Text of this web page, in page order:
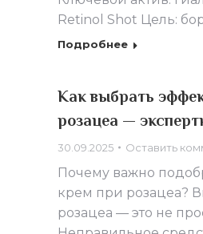
Retinol Shot Цель:
Подробнее
Как выбрать
розацеа —
30.09.2025 Оставить
Почему важно
крем при розацеа?
розацеа — это не